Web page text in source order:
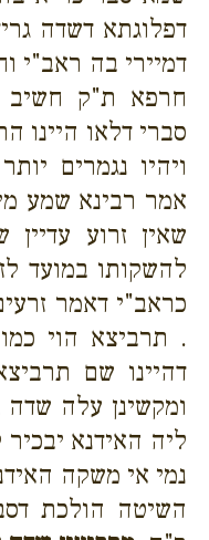
דפלוגתא דשדה
דמיירי בה ראב"י
חרפא ת"ק חשיב
סברי דלאו היינו
ויהיו נגמרים
אמר רבינא שמע
שאין זרוע
להשקותו במועד
כראב"י דאמר
. תרביצא הוי
דהיינו שם
ומקשינן עלה
ליה האידנא
נמי אי משקה
השיטה הולכת